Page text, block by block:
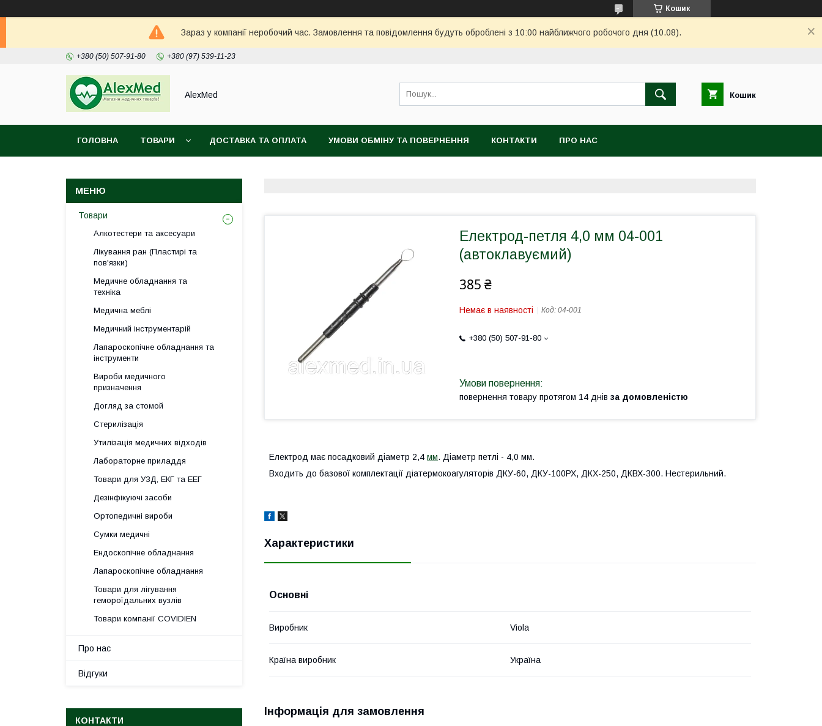
Кошик
Зараз у компанії неробочий час. Замовлення та повідомлення будуть оброблені з 10:00 найближчого робочого дня (10.08).
+380 (50) 507-91-80 +380 (97) 539-11-23
AlexMed Кошик
ГОЛОВНА ТОВАРИ ДОСТАВКА ТА ОПЛАТА УМОВИ ОБМІНУ ТА ПОВЕРНЕННЯ КОНТАКТИ ПРО НАС
Електрод-петля 4,0 мм 04-001
(автоклавуємий)
385 ₴
Немає в наявності Код: 04-001
+380 (50) 507-91-80
повернення товару протягом 14 днів за домовленістю
Електрод має посадковий діаметр 2,4 мм. Діаметр петлі - 4,0 мм.
Входить до базової комплектації діатермокоагуляторів ДКУ-60, ДКУ-100РХ, ДКХ-250, ДКВХ-300. Нестерильний.
Характеристики
Основні
Виробник Viola
Країна виробник Україна
Інформація для замовлення
Товари
Алкотестери та аксесуари
Лікування ран (Пластирі та
пов'язки)
Медичне обладнання та
техніка
Медична меблі
Медичний інструментарій
Лапароскопічне обладнання та
інструменти
Вироби медичного
призначення
Догляд за стомой
Стерилізація
Утилізація медичних відходів
Лабораторне приладдя
Товари для УЗД, ЕКГ та ЕЕГ
Дезінфікуючі засоби
Ортопедичні вироби
Сумки медичні
Ендоскопічне обладнання
Лапароскопічне обладнання
Товари для лігування
гемороїдальних вузлів
Товари компанії COVIDIEN
Про нас
Відгуки
КОНТАКТИ